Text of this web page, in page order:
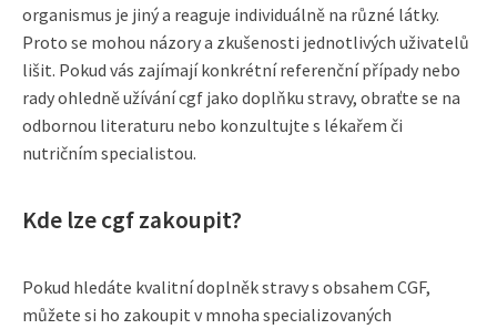
organismus je jiný a reaguje individuálně na různé látky.
Proto se mohou názory a zkušenosti jednotlivých uživatelů
lišit. Pokud vás zajímají konkrétní referenční případy nebo
rady ohledně užívání cgf jako doplňku stravy, obraťte se na
odbornou literaturu nebo konzultujte s lékařem či
nutričním specialistou.
Kde lze cgf zakoupit?
Pokud hledáte kvalitní doplněk stravy s obsahem CGF,
můžete si ho zakoupit v mnoha specializovaných